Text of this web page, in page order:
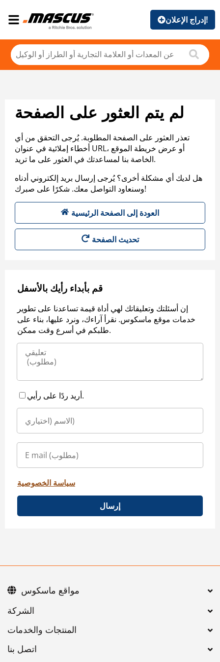
إدراج الإعلان!
لم يتم العثور على الصفحة
تعذر العثور على الصفحة المطلوبة. يُرجى التحقق من أي
أخطاء إملائية في عنوان URL، أو عرض خريطة الموقع
الخاصة بنا لمساعدتك في العثور على ما تريد.
هل لديك أي مشكلة أخرى؟ يُرجى إرسال بريد إلكتروني أدناه
وسنعاود التواصل معك. شكرًا على صبرك!
العودة إلى الصفحة الرئيسية
تحديث الصفحة
قم بأبداء رأيك بالأسفل
إن أسئلتك وتعليقاتك لهي أداة قيمة تساعدنا على تطوير
خدمات موقع ماسكوس. نقرأ آراءك، ونرد عليها، بناء على
طلبكم في أسرع وقت ممكن.
أريد ردًا على رأيي.
سياسة الخصوصية
إرسال
اتصل بنا
مواقع ماسكوس